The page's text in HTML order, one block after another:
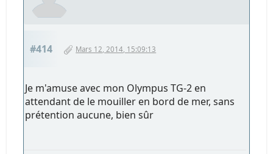
#414 Mars 12, 2014, 15:09:13
Je m'amuse avec mon Olympus TG-2 en
attendant de le mouiller en bord de mer, sans
prétention aucune, bien sûr